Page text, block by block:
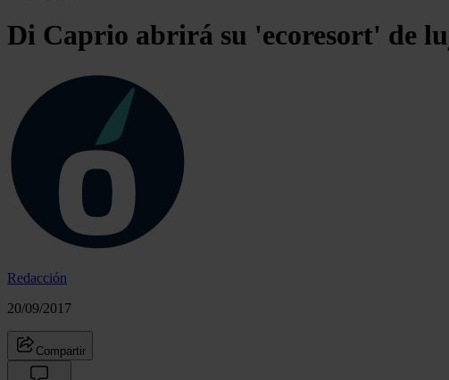
Di Caprio abrirá su 'ecoresort' de
Redacción
20/09/2017
Compartir